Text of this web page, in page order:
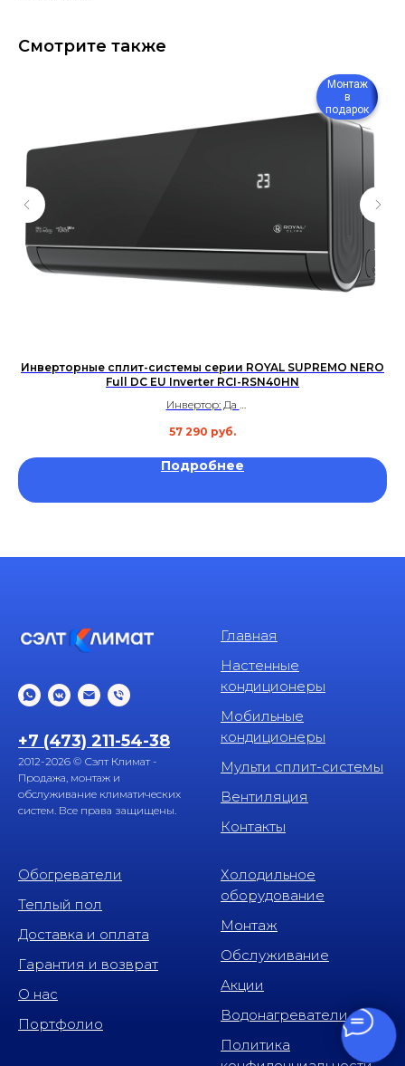
Смотрите также
Монтаж
в
подарок
Инверторные сплит-системы серии ROYAL SUPREMO NERO
Full DC EU Inverter RCI-RSN40HN
Инвертор: Да
Уровень шума: 19 дБ
57 290 руб.
Подробнее
+7 (473) 211-54-38
2012-2026 © Сэлт Климат -
Продажа, монтаж и
обслуживание климатических
систем. Все права защищены.
Главная
Настенные
кондиционеры
Мобильные
кондиционеры
Мульти сплит-системы
Вентиляция
Контакты
Обогреватели
Теплый пол
Доставка и оплата
Гарантия и возврат
О нас
Портфолио
Холодильное
оборудование
Монтаж
Обслуживание
Акции
Водонагреватели
Политика